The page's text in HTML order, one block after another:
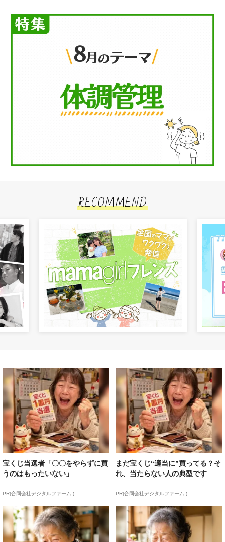
RECOMMEND
宝くじ当選者「〇〇をやらずに買
うのはもったいない」
PR(合同会社デジタルファーム )
まだ宝くじ“適当に”買ってる？そ
れ、当たらない人の典型です
PR(合同会社デジタルファーム )